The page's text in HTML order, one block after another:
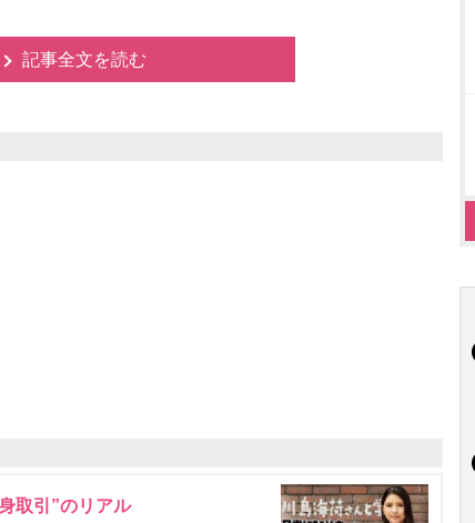
記事全文を読む
取引”のリアル